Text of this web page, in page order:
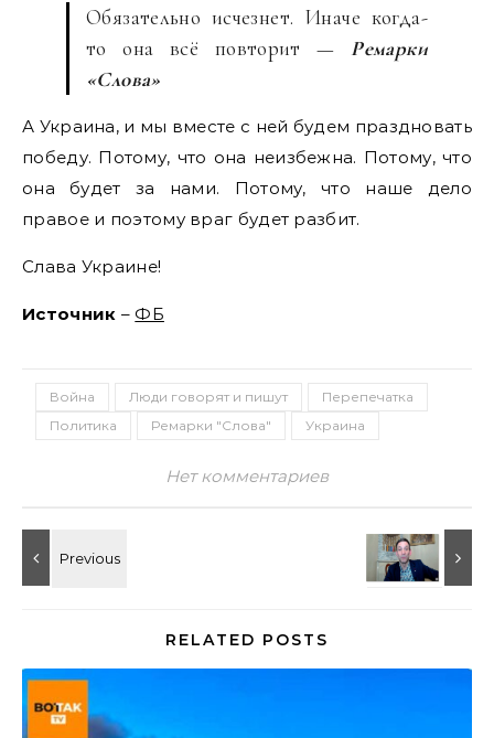
Обязательно исчезнет. Иначе когда-
то она всё повторит — Ремарки
«Слова»
А Украина, и мы вместе с ней будем праздновать
победу. Потому, что она неизбежна. Потому, что
она будет за нами. Потому, что наше дело
правое и поэтому враг будет разбит.
Слава Украине!
Источник – ФБ
Война Люди говорят и пишут
Перепечатка
Политика
Ремарки "Слова" Украина
Нет комментариев
RELATED POSTS